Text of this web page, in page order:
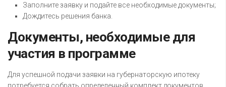
Заполните заявку и подайте все необходимые документы;
Дождитесь решения банка.
Документы, необходимые для
участия в программе
Для успешной подачи заявки на губернаторскую ипотеку
потребуется собрать определенный комплект документов.